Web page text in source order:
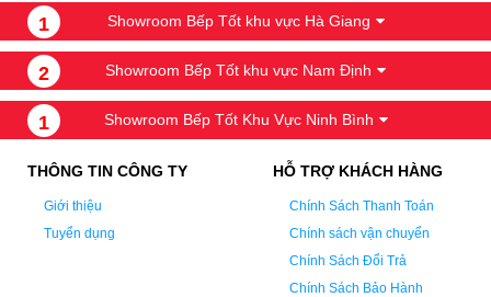
1 Showroom Bếp Tốt khu vực Hà Giang
2 Showroom Bếp Tốt khu vực Nam Định
1 Showroom Bếp Tốt Khu Vực Ninh Bình
THÔNG TIN CÔNG TY
Giới thiệu
Tuyển dụng
HỖ TRỢ KHÁCH HÀNG
Chính Sách Thanh Toán
Chính sách vận chuyển
Chính Sách Đổi Trả
Chính Sách Bảo Hành